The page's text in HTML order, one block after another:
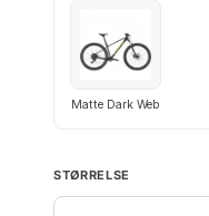
Matte Dark Web
STØRRELSE